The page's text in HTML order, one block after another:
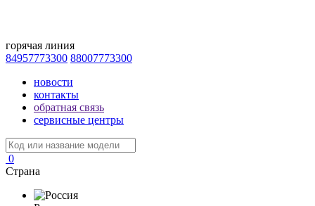
горячая линия
84957773300 88007773300
новости
контакты
обратная связь
сервисные центры
0
Страна